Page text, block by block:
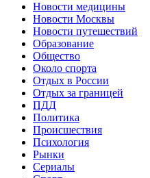
Новости медицины
Новости Москвы
Новости путешествий
Образование
Общество
Около спорта
Отдых в России
Отдых за границей
ПДД
Политика
Происшествия
Психология
Рынки
Сериалы